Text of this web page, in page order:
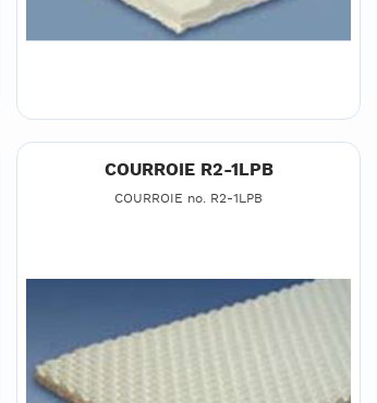
COURROIE R2-1LPB
COURROIE no. R2-1LPB